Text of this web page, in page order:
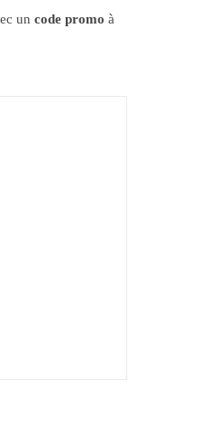
un code promo à